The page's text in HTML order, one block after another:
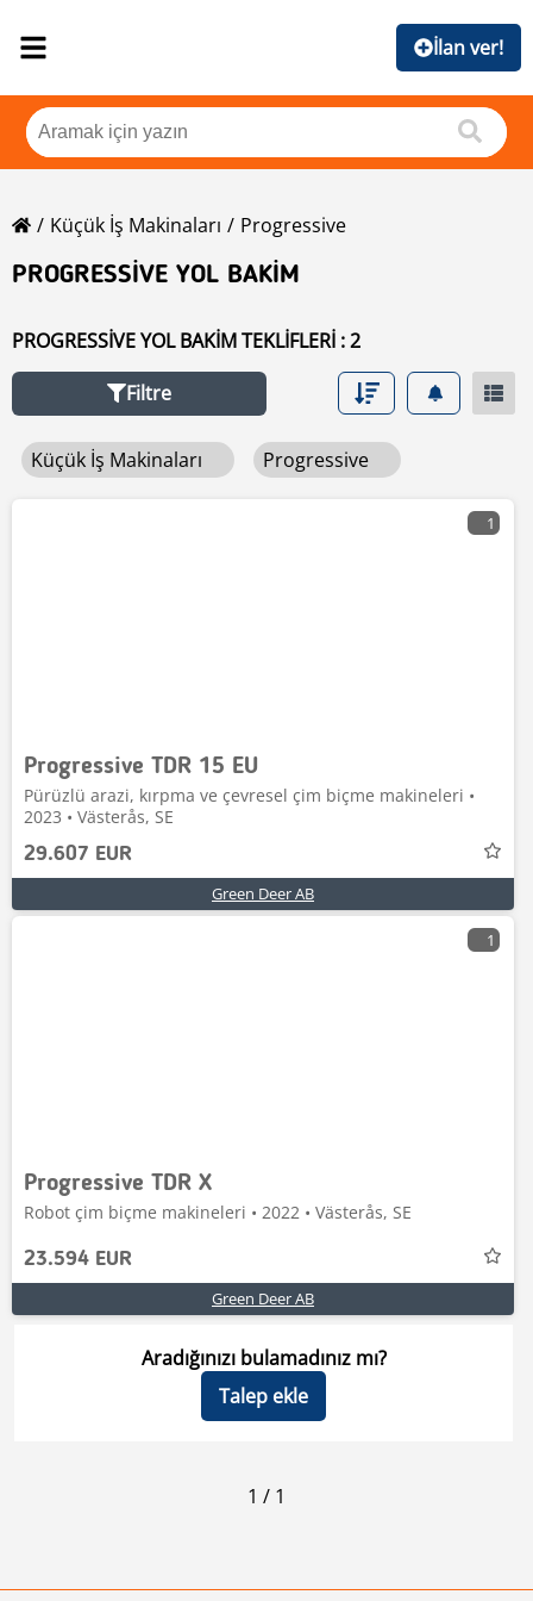
İlan ver!
Küçük İş Makinaları
Progressive
PROGRESSIVE YOL BAKIM
PROGRESSIVE YOL BAKIM TEKLIFLERI : 2
Filtre
Küçük İş Makinaları Progressive
1
Progressive TDR 15 EU
Pürüzlü arazi, kırpma ve çevresel çim biçme makineleri •
2023 • Västerås, SE
29.607 EUR
Green Deer AB
1
Progressive TDR X
Robot çim biçme makineleri • 2022 • Västerås, SE
23.594 EUR
Green Deer AB
Aradığınızı bulamadınız mı?
Talep ekle
1 / 1